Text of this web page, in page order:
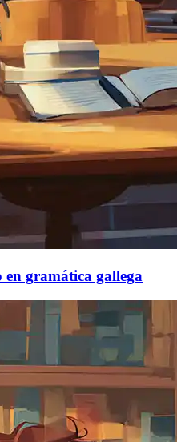
gramática gallega